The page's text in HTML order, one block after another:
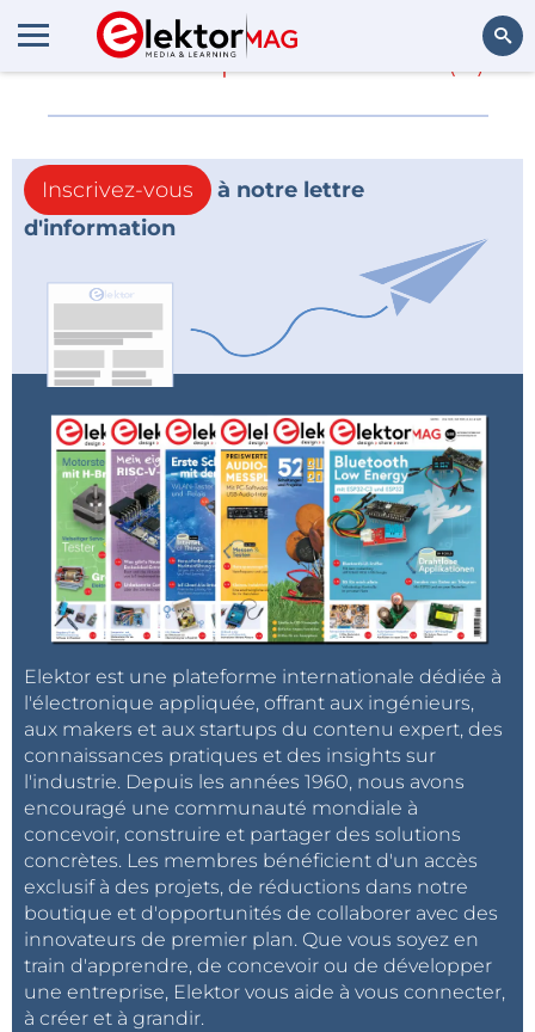
En savoir plus sur (0)
Inscrivez-vous
à notre lettre
d'information
Elektor est une plateforme internationale dédiée à
l'électronique appliquée, offrant aux ingénieurs,
aux makers et aux startups du contenu expert, des
connaissances pratiques et des insights sur
l'industrie. Depuis les années 1960, nous avons
encouragé une communauté mondiale à
concevoir, construire et partager des solutions
concrètes. Les membres bénéficient d'un accès
exclusif à des projets, de réductions dans notre
boutique et d'opportunités de collaborer avec des
innovateurs de premier plan. Que vous soyez en
train d'apprendre, de concevoir ou de développer
une entreprise, Elektor vous aide à vous connecter,
à créer et à grandir.